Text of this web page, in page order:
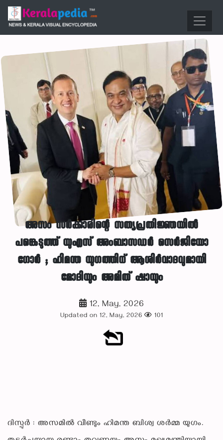
അസം സർക്കാരിന്റെ സത്യപ്രതിജ്ഞയിൽ
പങ്കെടുത്ത് യുഎസ് അംബാസഡർ സെർജിയോ
ഗോർ ; ഹിമന്ത യുഗത്തിന് ആശിർവാദവുമായി
മോദിയും അമിത് ഷായും
12, May, 2026
Updated on 12, May, 2026 101
ദിസ്പുർ : അസമിൽ വീണ്ടും ഹിമന്ത ബിശ്വ ശർമ്മ യുഗം.